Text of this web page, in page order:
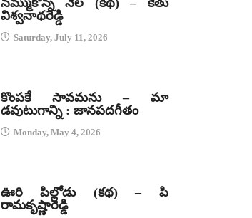
నమ్ముకొన్న నేల (కథ) – కేతు
విశ్వనాథరెడ్డి
Saturday, July 11, 2026
కొంపకే సావమను – మా
డవుటుగాన్ని : జానపదగీతం
Monday, May 4, 2026
ఊరి పిల్లోడు (కథ) – పి
రామకృష్ణారెడ్డి